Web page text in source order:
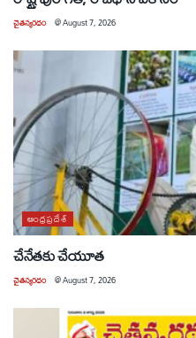
చైతన్యరధం @August 7, 2026
ఆంధ్రప్రదేశ్
చేనేతకు చేయూత
చైతన్యరధం @August 7, 2026